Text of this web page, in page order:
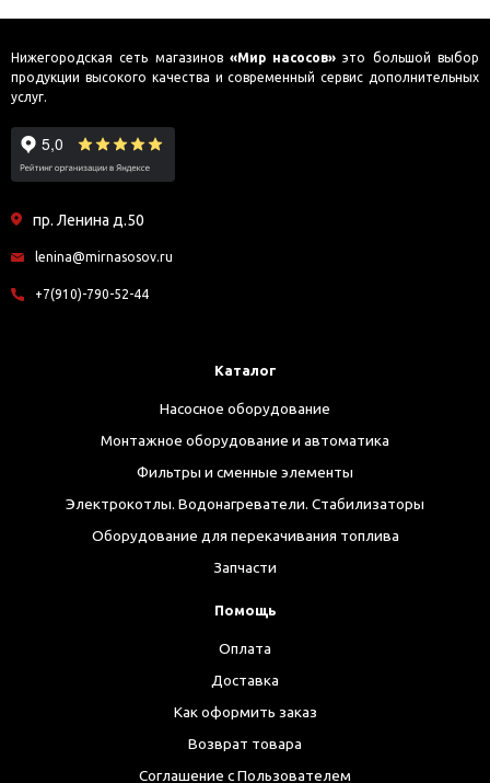
Нижегородская сеть магазинов «Мир насосов» это большой выбор
продукции высокого качества и современный сервис дополнительных
услуг.
пр. Ленина д.50
lenina@mirnasosov.ru
+7(910)-790-52-44
Каталог
Насосное оборудование
Монтажное оборудование и автоматика
Фильтры и сменные элементы
Электрокотлы. Водонагреватели. Стабилизаторы
Оборудование для перекачивания топлива
Запчасти
Помощь
Оплата
Доставка
Как оформить заказ
Возврат товара
Соглашение с Пользователем